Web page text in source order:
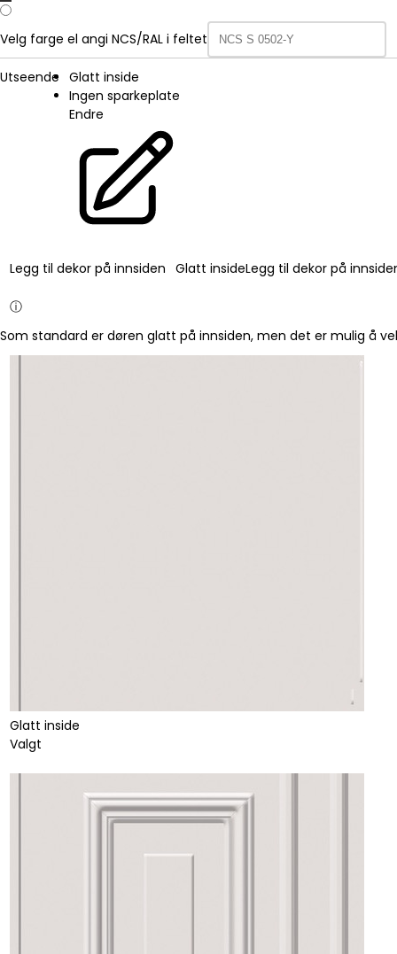
Velg farge el angi NCS/RAL i feltet
Utseende
Glatt inside
Ingen sparkeplate
Endre
Legg til dekor på innsiden Glatt insideLegg til dekor på
ⓘ
Som standard er døren glatt på innsiden, men det er mulig å
Glatt inside
Valgt